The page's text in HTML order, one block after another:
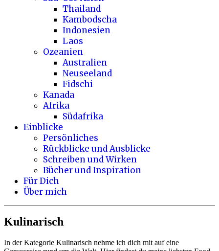
Thailand
Kambodscha
Indonesien
Laos
Ozeanien
Australien
Neuseeland
Fidschi
Kanada
Afrika
Südafrika
Einblicke
Persönliches
Rückblicke und Ausblicke
Schreiben und Wirken
Bücher und Inspiration
Für Dich
Über mich
Kulinarisch
In der Kategorie Kulinarisch nehme ich dich mit auf eine